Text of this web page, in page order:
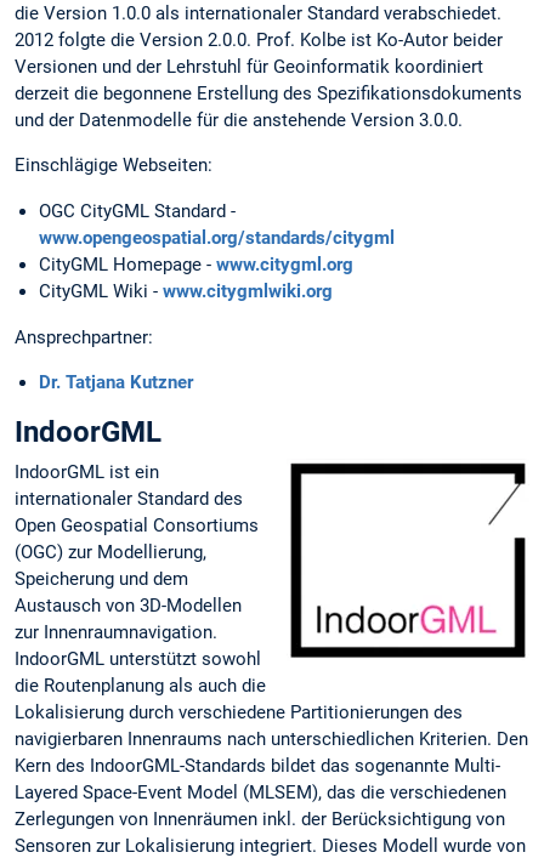
die Version 1.0.0 als internationaler Standard verabschiedet.
2012 folgte die Version 2.0.0. Prof. Kolbe ist Ko-Autor beider
Versionen und der Lehrstuhl für Geoinformatik koordiniert
derzeit die begonnene Erstellung des Spezifikationsdokuments
und der Datenmodelle für die anstehende Version 3.0.0.
Einschlägige Webseiten:
OGC CityGML Standard -
www.opengeospatial.org/standards/citygml
CityGML Homepage - www.citygml.org
CityGML Wiki - www.citygmlwiki.org
Ansprechpartner:
Dr. Tatjana Kutzner
IndoorGML
IndoorGML ist ein
internationaler Standard des
Open Geospatial Consortiums
(OGC) zur Modellierung,
Speicherung und dem
Austausch von 3D-Modellen
zur Innenraumnavigation.
IndoorGML unterstützt sowohl
die Routenplanung als auch die
Lokalisierung durch verschiedene Partitionierungen des
navigierbaren Innenraums nach unterschiedlichen Kriterien. Den
Kern des IndoorGML-Standards bildet das sogenannte Multi-
Layered Space-Event Model (MLSEM), das die verschiedenen
Zerlegungen von Innenräumen inkl. der Berücksichtigung von
Sensoren zur Lokalisierung integriert. Dieses Modell wurde von